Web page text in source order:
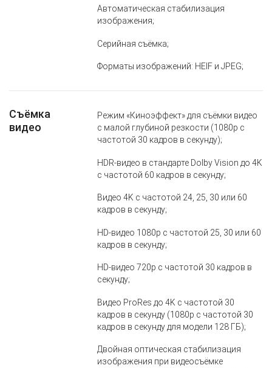
Автоматическая стабилизация
изображения;
Серийная съёмка;
Форматы изображений: HEIF и JPEG;
Съёмка
видео
Режим «Киноэффект» для съёмки видео
с малой глубиной резкости (1080p с
частотой 30 кадров в секунду);
HDR‑видео в стандарте Dolby Vision до 4K
с частотой 60 кадров в секунду;
Видео 4K с частотой 24, 25, 30 или 60
кадров в секунду;
HD‑видео 1080p с частотой 25, 30 или 60
кадров в секунду;
HD‑видео 720p с частотой 30 кадров в
секунду;
Видео ProRes до 4K с частотой 30
кадров в секунду (1080p с частотой 30
кадров в секунду для модели 128 ГБ);
Двойная оптическая стабилизация
изображения при видеосъёмке